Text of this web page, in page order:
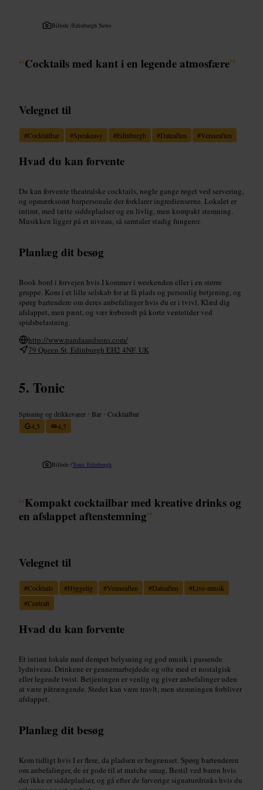
Billede /Edinburgh News
“Cocktails med kant i en legende atmosfære”
Velegnet til
#Cocktailbar #Speakeasy #Edinburgh #Dateaften #Venneaften
Hvad du kan forvente
Du kan forvente theatralske cocktails, nogle gange røget ved servering,
og opmærksomt barpersonale der forklarer ingredienserne. Lokalet er
intimt, med tætte siddepladser og en livlig, men kompakt stemning.
Musikken ligger på et niveau, så samtaler stadig fungerer.
Planlæg dit besøg
Book bord i forvejen hvis I kommer i weekenden eller i en større
gruppe. Kom i et lille selskab for at få plads og personlig betjening, og
spørg bartendere om deres anbefalinger hvis du er i tvivl. Klæd dig
afslappet, men pænt, og vær forberedt på korte ventetider ved
spidsbelastning.
http://www.pandaandsons.com/
79 Queen St, Edinburgh EH2 4NF, UK
Tonic
Spisning og drikkevarer • Bar •Cocktailbar
4,5
4,5
Billede /Tonic Edinburgh
“Kompakt cocktailbar med kreative drinks og
en afslappet aftenstemning”
Velegnet til
#Cocktails #Hyggelig #Venneaften #Dateaften #Live-musik
#Centralt
Hvad du kan forvente
Et intimt lokale med dempet belysning og god musik i passende
lydniveau. Drinkene er gennemarbejdede og ofte med et nostalgisk
eller legende twist. Betjeningen er venlig og giver anbefalinger uden
at være påtrængende. Stedet kan være travlt, men stemningen forbliver
afslappet.
Planlæg dit besøg
Kom tidligt hvis I er flere, da pladsen er begrænset. Spørg bartenderen
om anbefalinger, de er gode til at matche smag. Bestil ved baren hvis
der ikke er siddepladser, og gå efter de farverige signaturdrinks hvis du